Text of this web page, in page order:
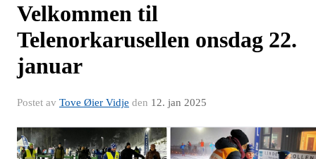
Velkommen til
Telenorkarusellen onsdag 22.
januar
Postet av Tove Øier Vidje den 12. jan 2025